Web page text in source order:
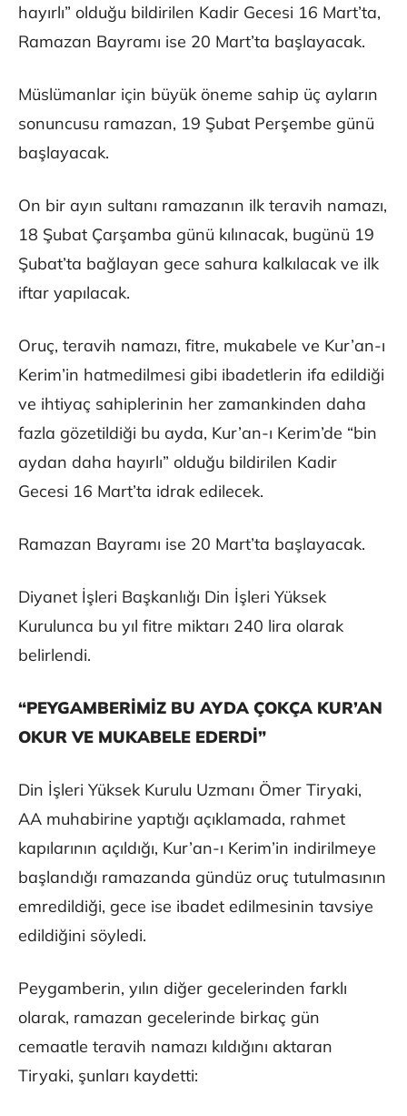
hayırlı” olduğu bildirilen Kadir Gecesi 16 Mart’ta,
Ramazan Bayramı ise 20 Mart’ta başlayacak.
Müslümanlar için büyük öneme sahip üç ayların
sonuncusu ramazan, 19 Şubat Perşembe günü
başlayacak.
On bir ayın sultanı ramazanın ilk teravih namazı,
18 Şubat Çarşamba günü kılınacak, bugünü 19
Şubat’ta bağlayan gece sahura kalkılacak ve ilk
iftar yapılacak.
Oruç, teravih namazı, fitre, mukabele ve Kur’an-ı
Kerim’in hatmedilmesi gibi ibadetlerin ifa edildiği
ve ihtiyaç sahiplerinin her zamankinden daha
fazla gözetildiği bu ayda, Kur’an-ı Kerim’de “bin
aydan daha hayırlı” olduğu bildirilen Kadir
Gecesi 16 Mart’ta idrak edilecek.
Ramazan Bayramı ise 20 Mart’ta başlayacak.
Diyanet İşleri Başkanlığı Din İşleri Yüksek
Kurulunca bu yıl fitre miktarı 240 lira olarak
belirlendi.
“PEYGAMBERİMİZ BU AYDA ÇOKÇA KUR’AN
OKUR VE MUKABELE EDERDİ”
Din İşleri Yüksek Kurulu Uzmanı Ömer Tiryaki,
AA muhabirine yaptığı açıklamada, rahmet
kapılarının açıldığı, Kur’an-ı Kerim’in indirilmeye
başlandığı ramazanda gündüz oruç tutulmasının
emredildiği, gece ise ibadet edilmesinin tavsiye
edildiğini söyledi.
Peygamberin, yılın diğer gecelerinden farklı
olarak, ramazan gecelerinde birkaç gün
cemaatle teravih namazı kıldığını aktaran
Tiryaki, şunları kaydetti: